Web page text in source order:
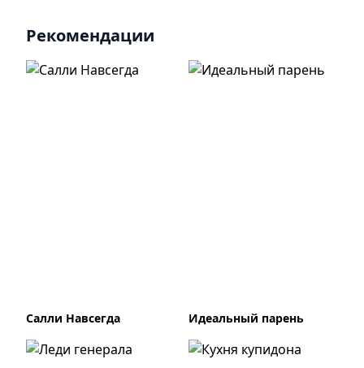
Рекомендации
Салли Навсегда Идеальный парень